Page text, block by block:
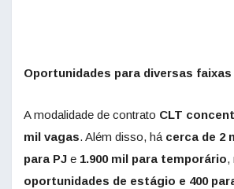
Oportunidades para diversas
A modalidade de contrato CLT
mil vagas. Além disso, há cerca de 2
para PJ e 1.900 mil para temporário,
oportunidades de estágio e 400